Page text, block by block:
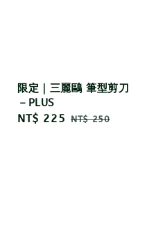
限定｜三麗鷗 筆型剪刀
－PLUS
Sale
NT$ 225 Regular
NT$ 250